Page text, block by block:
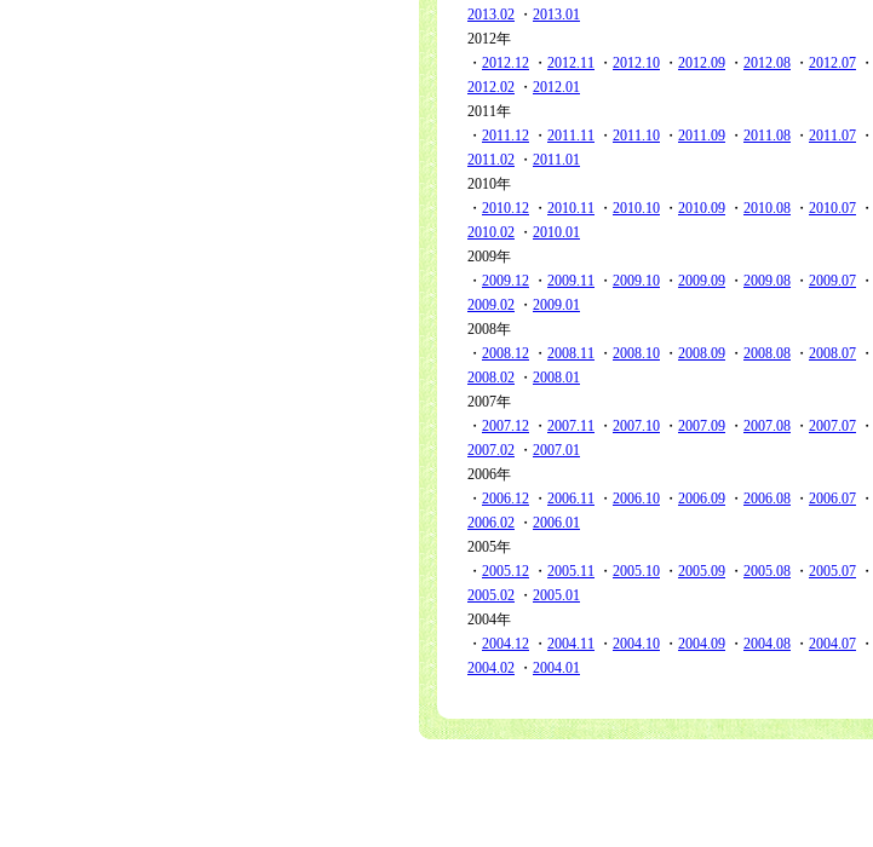
2013.02 ・ 2013.01
2012年
・ 2012.12 ・ 2012.11 ・ 2012.10 ・ 2012.09 ・ 2012.08 ・ 2012.07 ・
2012.02 ・ 2012.01
2011年
・ 2011.12 ・ 2011.11 ・ 2011.10 ・ 2011.09 ・ 2011.08 ・ 2011.07 ・
2011.02 ・ 2011.01
2010年
・ 2010.12 ・ 2010.11 ・ 2010.10 ・ 2010.09 ・ 2010.08 ・ 2010.07 ・
2010.02 ・ 2010.01
2009年
・ 2009.12 ・ 2009.11 ・ 2009.10 ・ 2009.09 ・ 2009.08 ・ 2009.07 ・
2009.02 ・ 2009.01
2008年
・ 2008.12 ・ 2008.11 ・ 2008.10 ・ 2008.09 ・ 2008.08 ・ 2008.07 ・
2008.02 ・ 2008.01
2007年
・ 2007.12 ・ 2007.11 ・ 2007.10 ・ 2007.09 ・ 2007.08 ・ 2007.07 ・
2007.02 ・ 2007.01
2006年
・ 2006.12 ・ 2006.11 ・ 2006.10 ・ 2006.09 ・ 2006.08 ・ 2006.07 ・
2006.02 ・ 2006.01
2005年
・ 2005.12 ・ 2005.11 ・ 2005.10 ・ 2005.09 ・ 2005.08 ・ 2005.07 ・
2005.02 ・ 2005.01
2004年
・ 2004.12 ・ 2004.11 ・ 2004.10 ・ 2004.09 ・ 2004.08 ・ 2004.07 ・
2004.02 ・ 2004.01